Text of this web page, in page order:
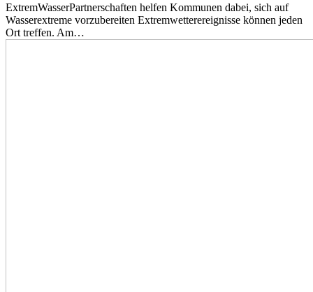
ExtremWasserPartnerschaften helfen Kommunen dabei, sich auf
Wasserextreme vorzubereiten Extremwetterereignisse können jeden
Ort treffen. Am…